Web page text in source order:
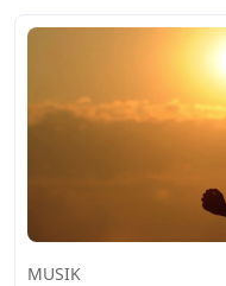
MUSIK